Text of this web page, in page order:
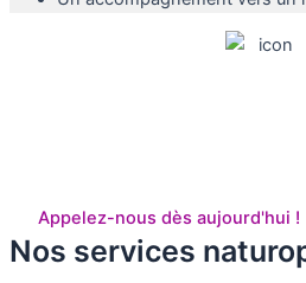
façon
Appelez-nous dès aujourd'hui !
Nos services